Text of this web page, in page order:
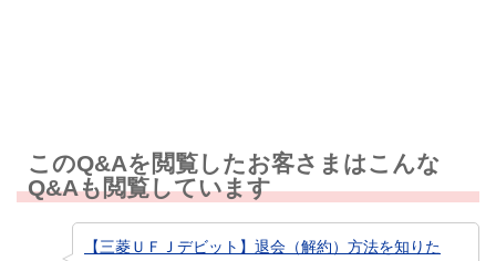
このQ&Aを閲覧したお客さまはこんな
Q&Aも閲覧しています
【三菱ＵＦＪデビット】退会（解約）方法を知りた